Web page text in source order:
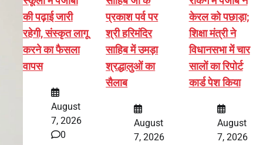
की पढ़ाई जारी
रहेगी, संस्कृत लागू
करने का फैसला
वापस
August
7, 2026
0
प्रकाश पर्व पर
श्री हरिमंदिर
साहिब में उमड़ा
श्रद्धालुओं का
सैलाब
August
7, 2026
केरल को पछाड़ा;
शिक्षा मंत्री ने
विधानसभा में चार
सालों का रिपोर्ट
कार्ड पेश किया
August
7, 2026